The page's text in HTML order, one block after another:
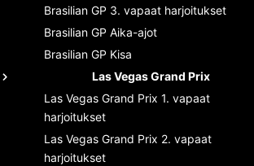
Brasilian GP 3. vapaat harjoitukset
Brasilian GP Aika-ajot
Brasilian GP Kisa
Las Vegas Grand Prix
Las Vegas Grand Prix 1. vapaat
harjoitukset
Las Vegas Grand Prix 2. vapaat
harjoitukset